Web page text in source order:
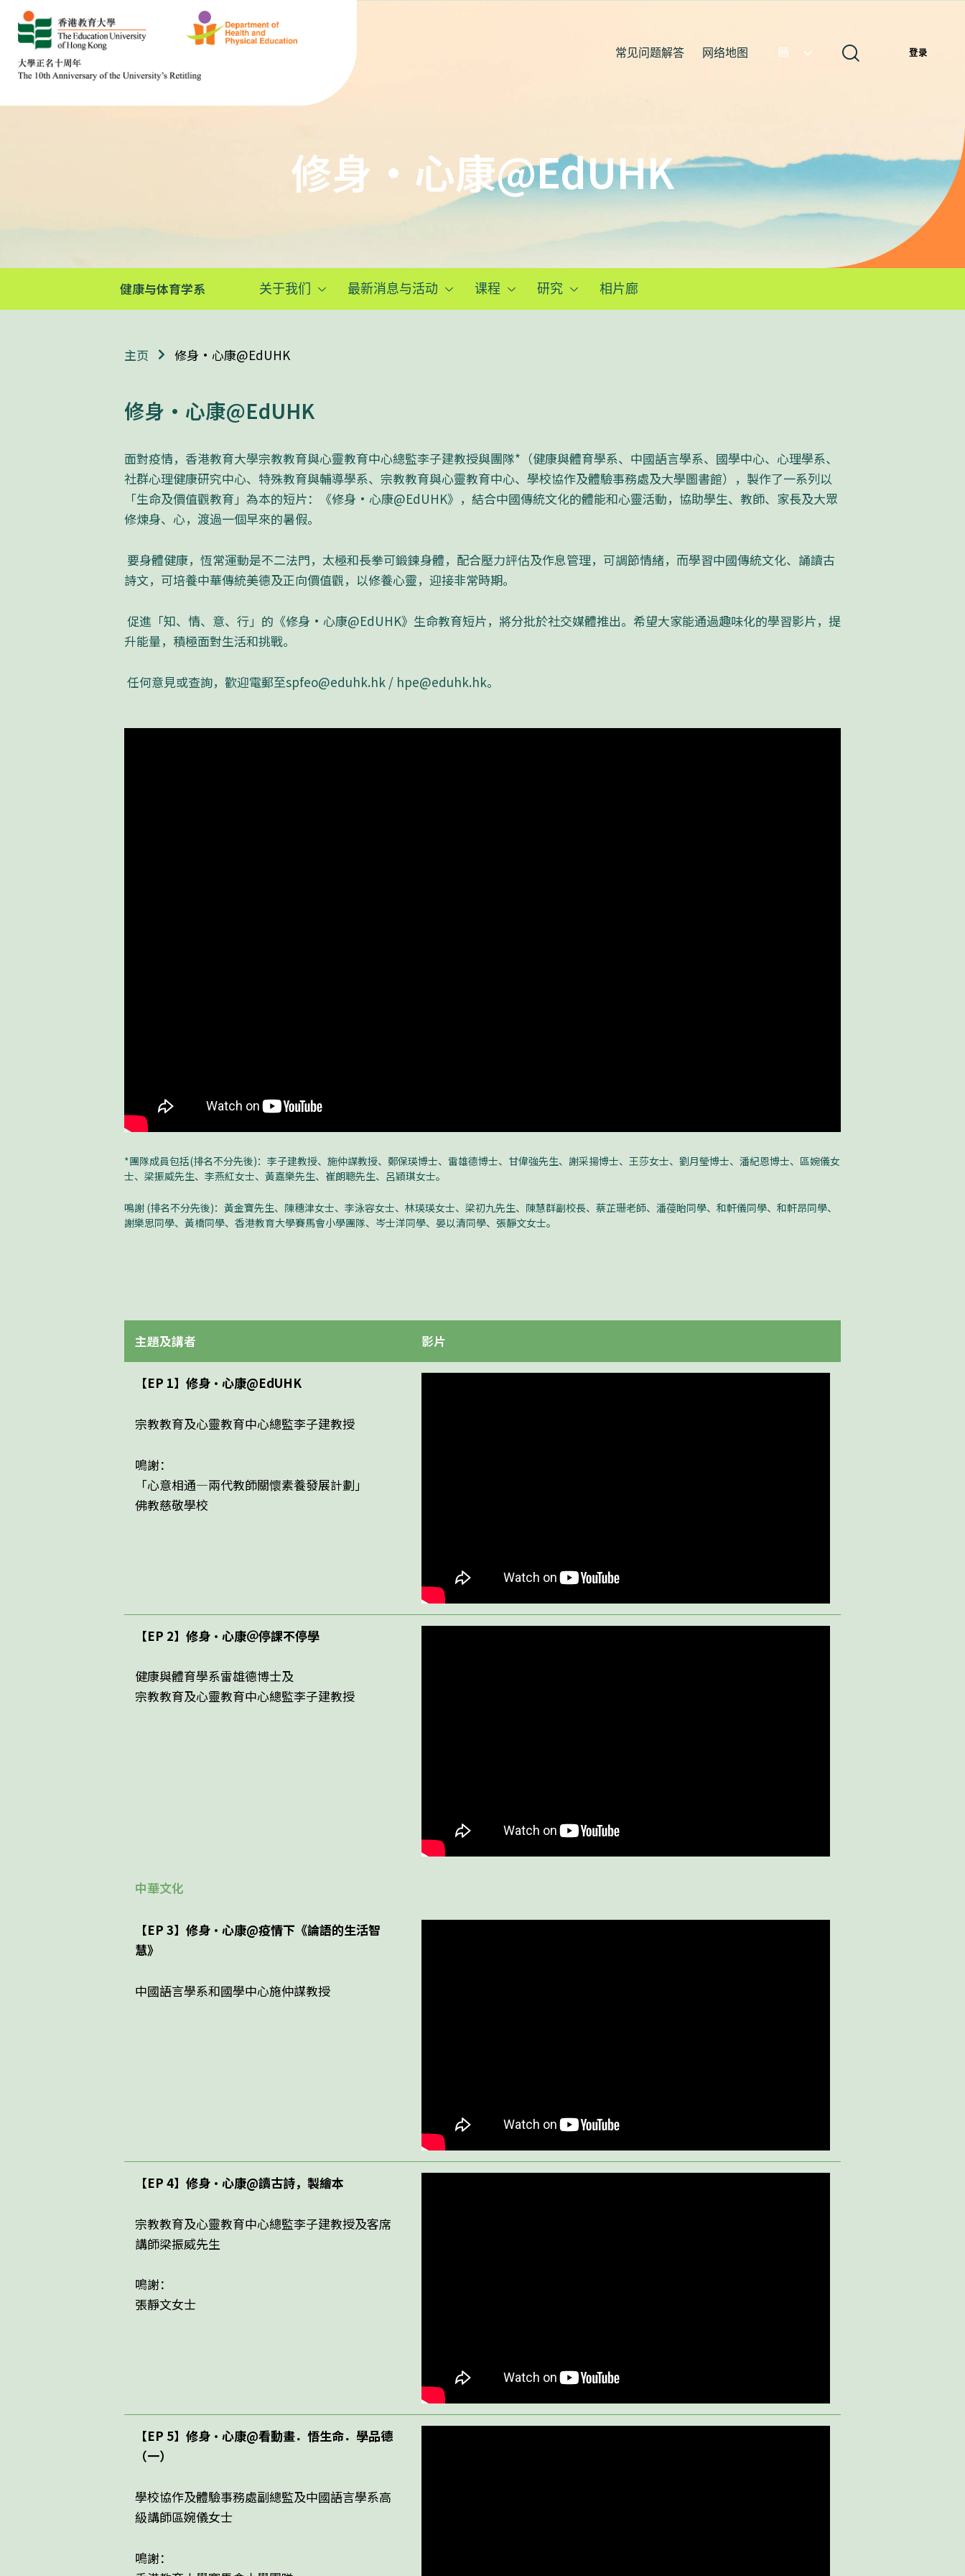
常见问题解答 网络地图 簡 登录
修身・心康@EdUHK
健康与体育学系 关于我们 最新消息与活动 课程 研究 相片廊
主页 修身・心康@EdUHK
修身・心康@EdUHK
面對疫情，香港教育大學宗教教育與心靈教育中心總監李子建教授與團隊*（健康與體育學系、中國語言學系、國學中心、心理學系、
社群心理健康研究中心、特殊教育與輔導學系、宗教教育與心靈教育中心、學校協作及體驗事務處及大學圖書館），製作了一系列以
「生命及價值觀教育」為本的短片：《修身・心康@EdUHK》，結合中國傳統文化的體能和心靈活動，協助學生、教師、家長及大眾
修煉身、心，渡過一個早來的暑假。
要身體健康，恆常運動是不二法門，太極和長拳可鍛鍊身體，配合壓力評估及作息管理，可調節情緒，而學習中國傳統文化、誦讀古
詩文，可培養中華傳統美德及正向價值觀，以修養心靈，迎接非常時期。
促進「知、情、意、行」的《修身・心康@EdUHK》生命教育短片，將分批於社交媒體推出。希望大家能通過趣味化的學習影片，提
升能量，積極面對生活和挑戰。
任何意見或查詢，歡迎電郵至spfeo@eduhk.hk / hpe@eduhk.hk。
*團隊成員包括(排名不分先後)：李子建教授、施仲謀教授、鄭保瑛博士、雷雄德博士、甘偉強先生、謝采揚博士、王莎女士、劉月瑩博士、潘紀恩博士、區婉儀女
士、梁振威先生、李燕紅女士、黃嘉樂先生、崔朗聰先生、呂穎琪女士。
鳴謝 (排名不分先後)：黃金寶先生、陳穗津女士、李泳容女士、林瑛瑛女士、梁初九先生、陳慧群副校長、蔡芷珊老師、潘葠眙同學、和軒儀同學、和軒昂同學、
謝樂思同學、黃橋同學、香港教育大學賽馬會小學團隊、岑士洋同學、晏以清同學、張靜文女士。
主題及講者 影片
【EP 1】修身・心康@EdUHK
宗教教育及心靈教育中心總監李子建教授
鳴謝：
「心意相通—兩代教師關懷素養發展計劃」
佛教慈敬學校
【EP 2】修身・心康＠停課不停學
健康與體育學系雷雄德博士及
宗教教育及心靈教育中心總監李子建教授
中華文化
【EP 3】修身・心康@疫情下《論語的生活智
慧》
中國語言學系和國學中心施仲謀教授
【EP 4】修身・心康@讀古詩，製繪本
宗教教育及心靈教育中心總監李子建教授及客席
講師梁振威先生
鳴謝：
張靜文女士
【EP 5】修身・心康@看動畫．悟生命．學品德
（一）
學校協作及體驗事務處副總監及中國語言學系高
級講師區婉儀女士
鳴謝：